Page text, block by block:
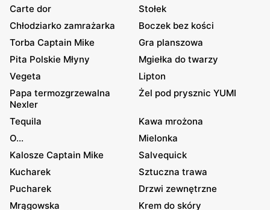
Carte dor
Stołek
Chłodziarko zamrażarka
Boczek bez kości
Torba Captain Mike
Gra planszowa
Pita Polskie Młyny
Mgiełka do twarzy
Vegeta
Lipton
Papa termozgrzewalna
Nexler
Żel pod prysznic YUMI
Tequila
Kawa mrożona
O...
Mielonka
Kalosze Captain Mike
Salvequick
Kucharek
Sztuczna trawa
Pucharek
Drzwi zewnętrzne
Mrągowska
Krem do skóry